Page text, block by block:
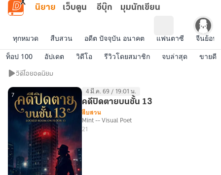
ข้ามไปยังเนื้อหาหลัก
นิยาย เว็บตูน อีบุ๊ก มุมนักเขียน
ทุกหมวด สืบสวน อดีต ปัจจุบัน อนาคต แฟนตาซี
จีนย้อน
ท็อป 100
อัปเดต วิดีโอ รีวิวโดยสมาชิก จบล่าสุด ขายดี
วิดีโอ
ยอด
นิยม
วิดีโอยอดนิยม
7 4 มี.ค. 69 / 19:01 น.
คดีปิดตายบนชั้น 13
สืบสวน
Mint -- Visual Poet
21